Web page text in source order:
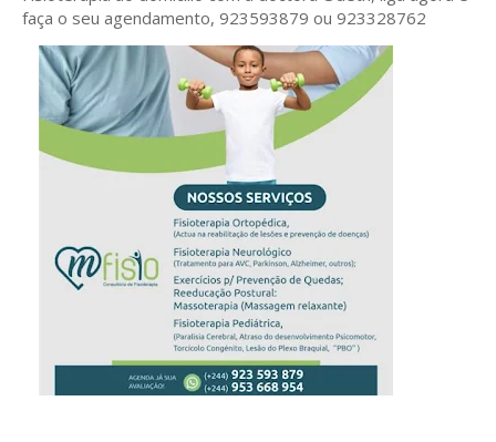
faça o seu agendamento, 923593879 ou 923328762